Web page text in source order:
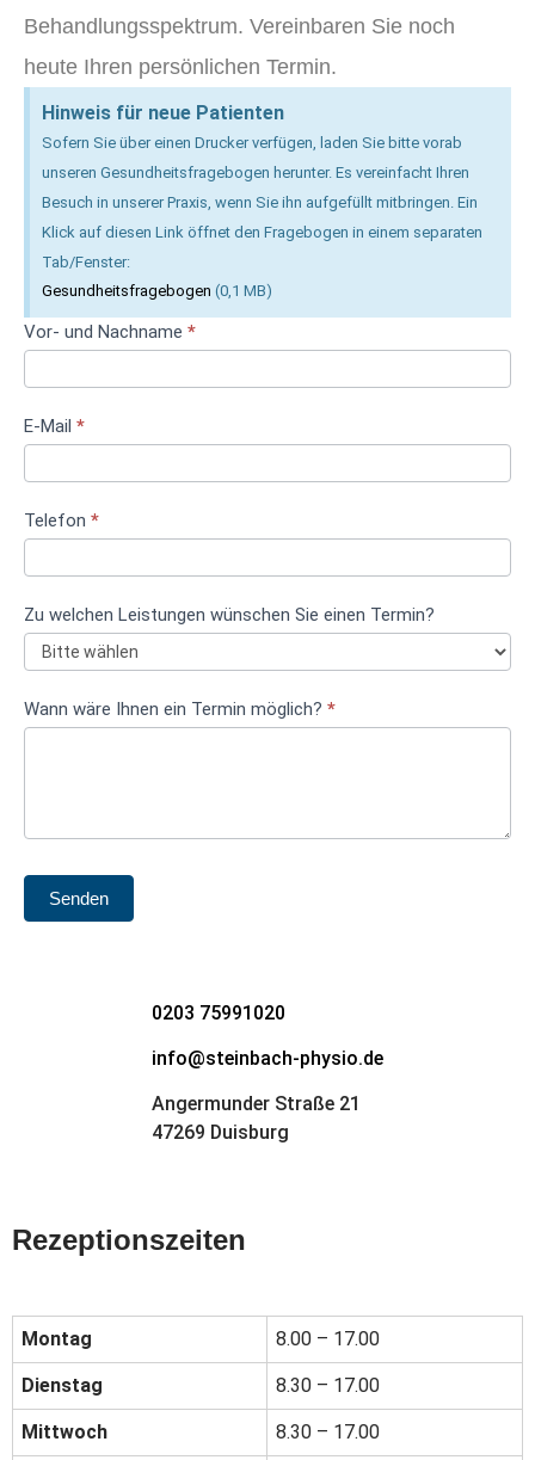
Behandlungsspektrum. Vereinbaren Sie noch
heute Ihren persönlichen Termin.
Hinweis für neue Patienten
Sofern Sie über einen Drucker verfügen, laden Sie bitte vorab
unseren Gesundheitsfragebogen herunter. Es vereinfacht Ihren
Besuch in unserer Praxis, wenn Sie ihn aufgefüllt mitbringen. Ein
Klick auf diesen Link öffnet den Fragebogen in einem separaten
Tab/Fenster:
Gesundheitsfragebogen (0,1 MB)
Terminanfrage
Vor- und Nachname *
E-Mail *
Telefon *
Zu welchen Leistungen wünschen Sie einen Termin?
Wann wäre Ihnen ein Termin möglich? *
Senden
0203 75991020
info@steinbach-physio.de
Angermunder Straße 21
47269 Duisburg
Rezeptionszeiten
Montag 8.00 – 17.00
Dienstag 8.30 – 17.00
Mittwoch 8.30 – 17.00